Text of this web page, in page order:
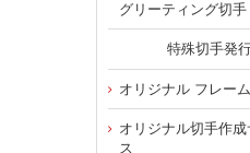
グリーティング切手
特殊切手発
オリジナル フレー
オリジナル切手作
ス